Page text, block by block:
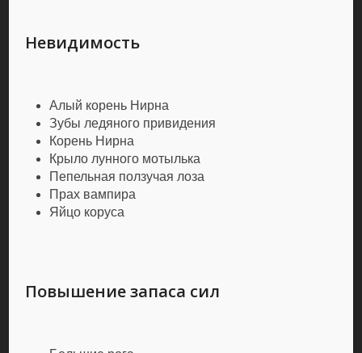
Невидимость
Алый корень Нирна
Зубы ледяного привидения
Корень Нирна
Крыло лунного мотылька
Пепельная ползучая лоза
Прах вампира
Яйцо коруса
Повышение запаса сил